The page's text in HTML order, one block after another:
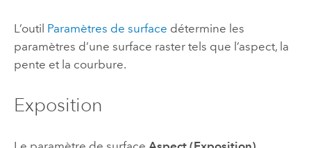
L’outil Paramètres de surface détermine les
paramètres d’une surface raster tels que l’aspect, la
pente et la courbure.
Exposition